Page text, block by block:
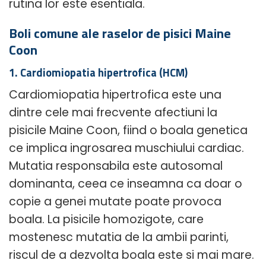
rutina lor este esentiala.
Boli comune ale raselor de pisici Maine
Coon
1. Cardiomiopatia hipertrofica (HCM)
Cardiomiopatia hipertrofica este una
dintre cele mai frecvente afectiuni la
pisicile Maine Coon, fiind o boala genetica
ce implica ingrosarea muschiului cardiac.
Mutatia responsabila este autosomal
dominanta, ceea ce inseamna ca doar o
copie a genei mutate poate provoca
boala. La pisicile homozigote, care
mostenesc mutatia de la ambii parinti,
riscul de a dezvolta boala este si mai mare.